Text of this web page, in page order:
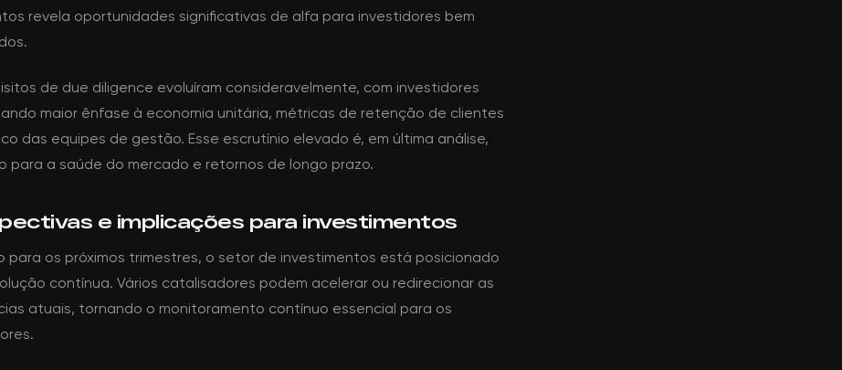
revela oportunidades significativas de alfa para investidores bem
de due diligence evoluíram consideravelmente, com investidores
maior ênfase à economia unitária, métricas de retenção de clientes
das equipes de gestão. Esse escrutínio elevado é, em última análise,
para a saúde do mercado e retornos de longo prazo.
e implicações para investimentos
para os próximos trimestres, o setor de investimentos está posicionado
contínua. Vários catalisadores podem acelerar ou redirecionar as
atuais, tornando o monitoramento contínuo essencial para os